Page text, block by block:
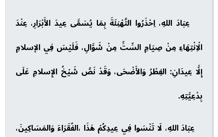
عِبَادَ اللهِ، اِحْذَرُوا التَّهْنِئَةَ بِمَا يُسَمَّى عِيدَ الأَبْرَارِ، عِنْدَ
الْاِنْتِهَاءِ مِنْ صِيَامِ السِّتِّ مِنْ شَوَّالِ، فَلَيْسَ فِي الإسلامِ
إِلَّا عِيدَانِ: الفِطْرُ وَالأَضْحَى، وَقَدْ نَصَّ شَيْخُ الإِسلامِ عَلَى
بِدْعِيَّتِهِ.
عِبَادَ اللهِ، لَا تَنْسَوا فِي عِيدِكُمْ هَذَا ،الفُقَرَاءَ وَالمَسَاكِينَ،